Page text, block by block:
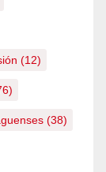
(12)
(38)